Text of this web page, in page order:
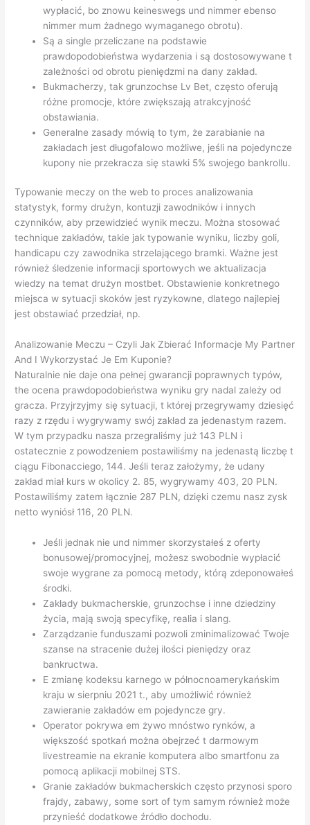
wypłacić, bo znowu keineswegs und nimmer ebenso
nimmer mum żadnego wymaganego obrotu).
Są a single przeliczane na podstawie
prawdopodobieństwa wydarzenia i są dostosowywane t
zależności od obrotu pieniędzmi na dany zakład.
Bukmacherzy, tak grunzochse Lv Bet, często oferują
różne promocje, które zwiększają atrakcyjność
obstawiania.
Generalne zasady mówią to tym, że zarabianie na
zakładach jest długofalowo możliwe, jeśli na pojedyncze
kupony nie przekracza się stawki 5% swojego bankrollu.
Typowanie meczy on the web to proces analizowania
statystyk, formy drużyn, kontuzji zawodników i innych
czynników, aby przewidzieć wynik meczu. Można stosować
technique zakładów, takie jak typowanie wyniku, liczby goli,
handicapu czy zawodnika strzelającego bramki. Ważne jest
również śledzenie informacji sportowych we aktualizacja
wiedzy na temat drużyn mostbet. Obstawienie konkretnego
miejsca w sytuacji skoków jest ryzykowne, dlatego najlepiej
jest obstawiać przedział, np.
Analizowanie Meczu – Czyli Jak Zbierać Informacje My Partner
And I Wykorzystać Je Em Kuponie?
Naturalnie nie daje ona pełnej gwarancji poprawnych typów,
the ocena prawdopodobieństwa wyniku gry nadal zależy od
gracza. Przyjrzyjmy się sytuacji, t której przegrywamy dziesięć
razy z rzędu i wygrywamy swój zakład za jedenastym razem.
W tym przypadku nasza przegraliśmy już 143 PLN i
ostatecznie z powodzeniem postawiliśmy na jedenastą liczbę t
ciągu Fibonacciego, 144. Jeśli teraz założymy, że udany
zakład miał kurs w okolicy 2. 85, wygrywamy 403, 20 PLN.
Postawiliśmy zatem łącznie 287 PLN, dzięki czemu nasz zysk
netto wyniósł 116, 20 PLN.
Jeśli jednak nie und nimmer skorzystałeś z oferty
bonusowej/promocyjnej, możesz swobodnie wypłacić
swoje wygrane za pomocą metody, którą zdeponowałeś
środki.
Zakłady bukmacherskie, grunzochse i inne dziedziny
życia, mają swoją specyfikę, realia i slang.
Zarządzanie funduszami pozwoli zminimalizować Twoje
szanse na stracenie dużej ilości pieniędzy oraz
bankructwa.
E zmianę kodeksu karnego w północnoamerykańskim
kraju w sierpniu 2021 t., aby umożliwić również
zawieranie zakładów em pojedyncze gry.
Operator pokrywa em żywo mnóstwo rynków, a
większość spotkań można obejrzeć t darmowym
livestreamie na ekranie komputera albo smartfonu za
pomocą aplikacji mobilnej STS.
Granie zakładów bukmacherskich często przynosi sporo
frajdy, zabawy, some sort of tym samym również może
przynieść dodatkowe źródło dochodu.